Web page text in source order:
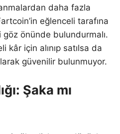
daha fazla
eğlenceli tarafına
göz önünde bulundurmalı.
kâr için alınıp satılsa da
güvenilir bulunmuyor.
Şaka mı